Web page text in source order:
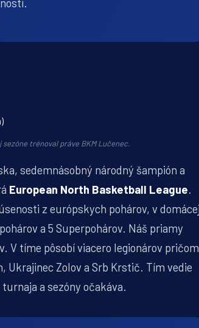
trénoval práve BKM Lučenec.
sedemnásobný národný šampión a
European North Basketball League.
z európskych pohárov, v
a 5 Superpohárov. Náš priamy
V tíme pôsobí viacero legionárov pričom
Zolov a Srb Krstič. Tím vedie
a sezóny očakáva.